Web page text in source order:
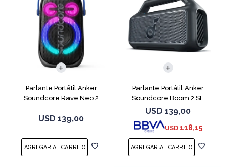
Parlante Portátil Anker
Soundcore Rave Neo 2
USD 139,00
Parlante Portátil Anker
Soundcore Boom 2 SE
A3148Z11 Black
USD 139,00
USD 118,15